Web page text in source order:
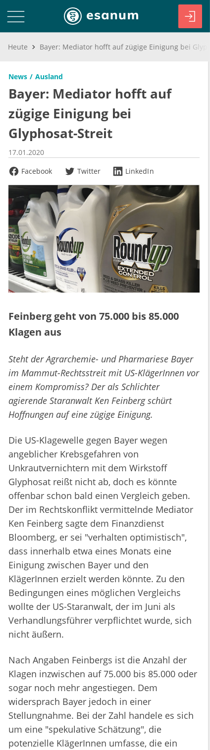
Heute
News Ausland
Bayer: Mediator hofft auf
zügige Einigung bei
Glyphosat-Streit
17.01.2020
Facebook
Twitter LinkedIn
Feinberg geht von 75.000 bis 85.000
Klagen aus
Steht der Agrarchemie- und Pharmariese Bayer
im Mammut-Rechtsstreit mit US-KlägerInnen vor
einem Kompromiss? Der als Schlichter
agierende Staranwalt Ken Feinberg schürt
Hoffnungen auf eine zügige Einigung.
Die US-Klagewelle gegen Bayer wegen
angeblicher Krebsgefahren von
Unkrautvernichtern mit dem Wirkstoff
Glyphosat reißt nicht ab, doch es könnte
offenbar schon bald einen Vergleich geben.
Der im Rechtskonflikt vermittelnde Mediator
Ken Feinberg sagte dem Finanzdienst
Bloomberg, er sei "verhalten optimistisch",
dass innerhalb etwa eines Monats eine
Einigung zwischen Bayer und den
KlägerInnen erzielt werden könnte. Zu den
Bedingungen eines möglichen Vergleichs
wollte der US-Staranwalt, der im Juni als
Verhandlungsführer verpflichtet wurde, sich
nicht äußern.
Nach Angaben Feinbergs ist die Anzahl der
Klagen inzwischen auf 75.000 bis 85.000 oder
sogar noch mehr angestiegen. Dem
widersprach Bayer jedoch in einer
Stellungnahme. Bei der Zahl handele es sich
um eine "spekulative Schätzung", die
potenzielle KlägerInnen umfasse, die ein